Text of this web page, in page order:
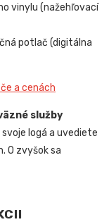
vinylu (nažehľovací
potlač (digitálna
a cenách
služby
logá a uvediete
O zvyšok sa